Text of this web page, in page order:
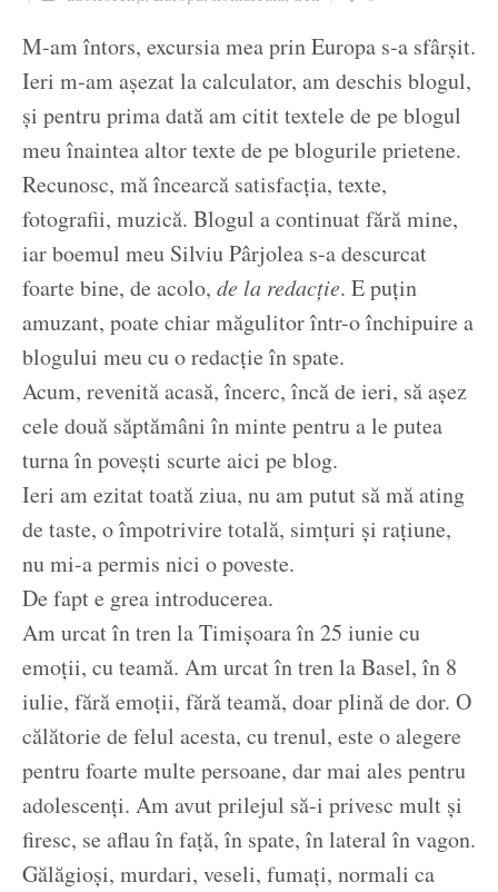
M-am întors, excursia mea prin Europa s-a sfârșit.
Ieri m-am așezat la calculator, am deschis blogul,
și pentru prima dată am citit textele de pe blogul
meu înaintea altor texte de pe blogurile prietene.
Recunosc, mă încearcă satisfacția, texte,
fotografii, muzică. Blogul a continuat fără mine,
iar boemul meu Silviu Pârjolea s-a descurcat
foarte bine, de acolo, de la redacție. E puțin
amuzant, poate chiar măgulitor într-o închipuire a
blogului meu cu o redacție în spate.
Acum, revenită acasă, încerc, încă de ieri, să așez
cele două săptămâni în minte pentru a le putea
turna în povești scurte aici pe blog.
Ieri am ezitat toată ziua, nu am putut să mă ating
de taste, o împotrivire totală, simțuri și rațiune,
nu mi-a permis nici o poveste.
De fapt e grea introducerea.
Am urcat în tren la Timișoara în 25 iunie cu
emoții, cu teamă. Am urcat în tren la Basel, în 8
iulie, fără emoții, fără teamă, doar plină de dor. O
călătorie de felul acesta, cu trenul, este o alegere
pentru foarte multe persoane, dar mai ales pentru
adolescenți. Am avut prilejul să-i privesc mult și
firesc, se aflau în față, în spate, în lateral în vagon.
Gălăgioși, murdari, veseli, fumați, normali ca